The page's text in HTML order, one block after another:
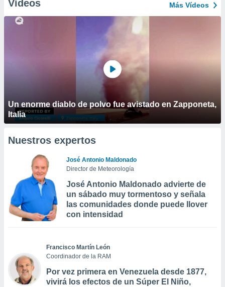
Vídeos Más Vídeos
Un enorme diablo de polvo fue avistado en Zapponeta,
Italia
Nuestros expertos
José Antonio Maldonado
Director de Meteorología
José Antonio Maldonado advierte de
un sábado muy tormentoso y señala
las comunidades donde puede llover
con intensidad
Francisco Martín León
Coordinador de la RAM
Por vez primera en Venezuela desde 1877,
vivirá los efectos de un Súper El Niño,